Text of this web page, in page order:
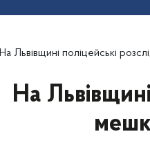
На Львівщині поліцейські розслідують вбивство
На